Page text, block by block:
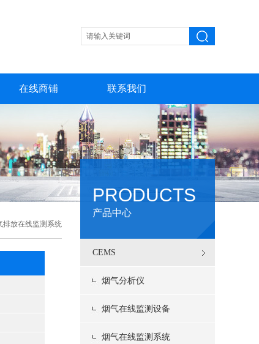
在线商铺 联系我们
PRODUCTS
产品中心
CEMS
烟气分析仪
烟气在线监测设备
烟气在线监测系统
放在线监测系统